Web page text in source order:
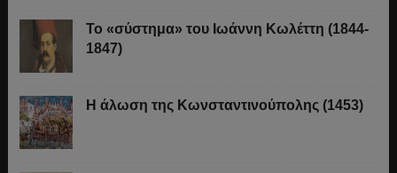
Το «σύστημα» του Ιωάννη Κωλέττη (1844-
1847)
Η άλωση της Κωνσταντινούπολης (1453)